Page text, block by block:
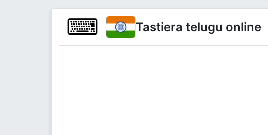
⌨ Tastiera telugu online